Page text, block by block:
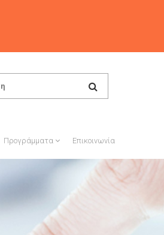
Προγράμματα Επικοινωνία